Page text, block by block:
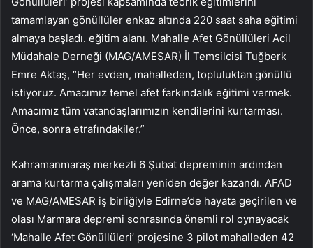
tamamlayan gönüllüler enkaz altında 220 saat saha eğitimi
almaya başladı. eğitim alanı. Mahalle Afet Gönüllüleri Acil
Müdahale Derneği (MAG/AMESAR) İl Temsilcisi Tuğberk
Emre Aktaş, “Her evden, mahalleden, topluluktan gönüllü
istiyoruz. Amacımız temel afet farkındalık eğitimi vermek.
Amacımız tüm vatandaşlarımızın kendilerini kurtarması.
Önce, sonra etrafındakiler.”
Kahramanmaraş merkezli 6 Şubat depreminin ardından
arama kurtarma çalışmaları yeniden değer kazandı. AFAD
ve MAG/AMESAR iş birliğiyle Edirne’de hayata geçirilen ve
olası Marmara depremi sonrasında önemli rol oynayacak
‘Mahalle Afet Gönüllüleri’ projesine 3 pilot mahalleden 42